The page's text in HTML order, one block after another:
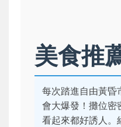
美食推
每次踏進自由黃昏
會大爆發！攤位密
看起來都好誘人。